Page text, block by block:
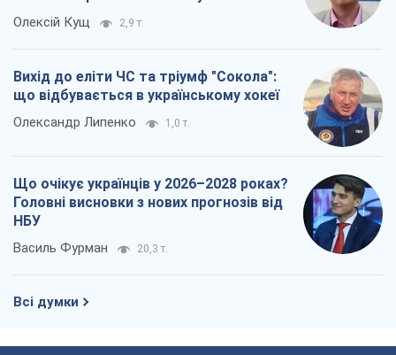
Олексій Кущ 2,9 т.
Вихід до еліти ЧС та тріумф "Сокола":
що відбувається в українському хокеї
Олександр Липенко 1,0 т.
Що очікує українців у 2026–2028 роках?
Головні висновки з нових прогнозів від
НБУ
Василь Фурман 20,3 т.
Всі думки